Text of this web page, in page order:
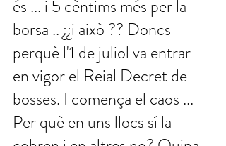
és ... i 5 cèntims més per la
borsa .. ¿¿i això ?? Doncs
perquè l'1 de juliol va entrar
en vigor el Reial Decret de
bosses. I comença el caos ...
Per què en uns llocs sí la